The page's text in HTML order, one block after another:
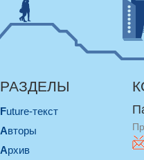
РАЗДЕЛЫ
Future-текст
Авторы
Архив